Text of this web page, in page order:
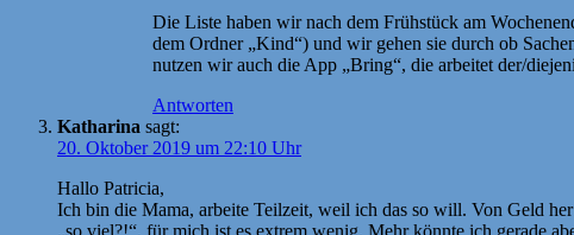
Die Liste haben wir nach dem Frühstück am
dem Ordner „Kind“) und wir gehen sie durch ob
nutzen wir auch die App „Bring“, die arbeitet der/
Antworten
Katharina sagt:
20. Oktober 2019 um 22:10 Uhr
Hallo Patricia,
Ich bin die Mama, arbeite Teilzeit, weil ich das so will. Von Geld
„so viel?!“, für mich ist es extrem wenig. Mehr könnte ich gerade